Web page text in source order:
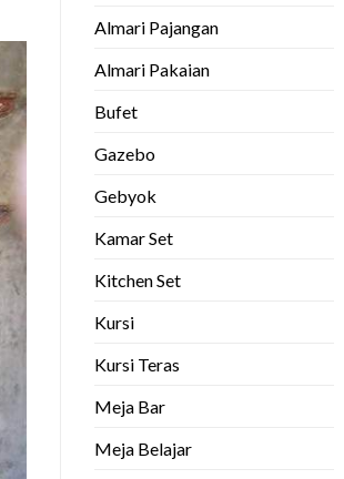
Almari Pajangan
Almari Pakaian
Bufet
Gazebo
Gebyok
Kamar Set
Kitchen Set
Kursi
Kursi Teras
Meja Bar
Meja Belajar